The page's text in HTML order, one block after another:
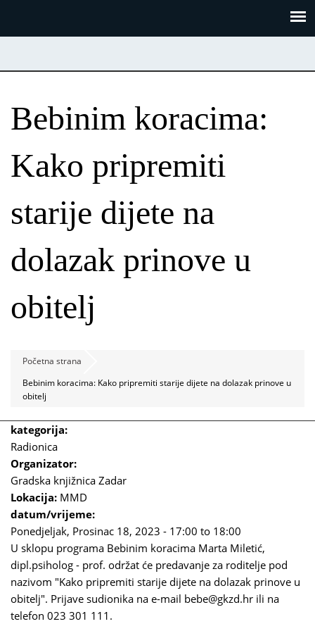
Bebinim koracima:
Kako pripremiti
starije dijete na
dolazak prinove u
obitelj
Početna strana
Bebinim koracima: Kako pripremiti starije dijete na dolazak prinove u
obitelj
kategorija:
Radionica
Organizator:
Gradska knjižnica Zadar
Lokacija: MMD
datum/vrijeme:
Ponedjeljak, Prosinac 18, 2023 - 17:00 to 18:00
U sklopu programa Bebinim koracima Marta Miletić,
dipl.psiholog - prof. održat će predavanje za roditelje pod
nazivom "Kako pripremiti starije dijete na dolazak prinove u
obitelj". Prijave sudionika na e-mail bebe@gkzd.hr ili na
telefon 023 301 111.